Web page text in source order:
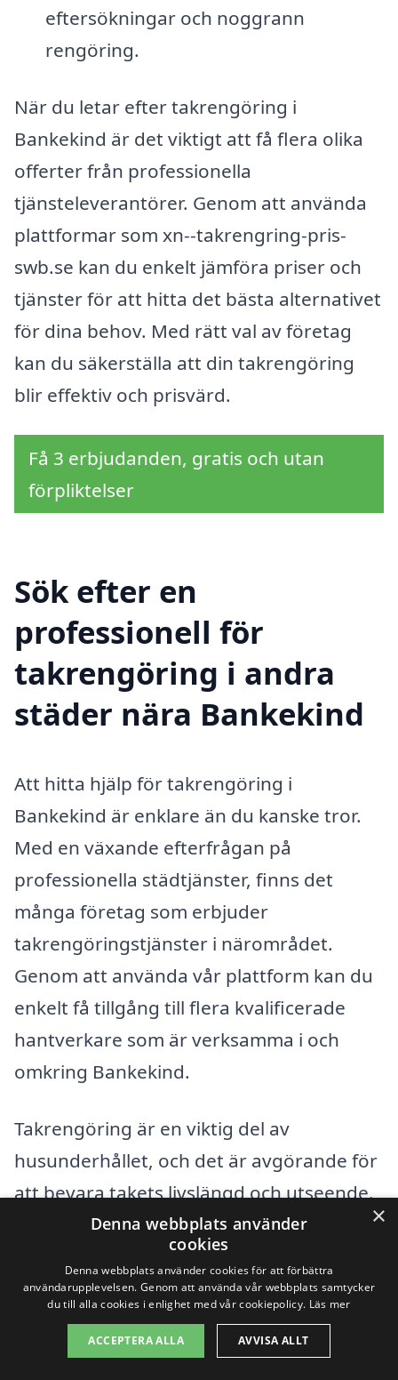
eftersökningar och noggrann
rengöring.
När du letar efter takrengöring i
Bankekind är det viktigt att få flera olika
offerter från professionella
tjänsteleverantörer. Genom att använda
plattformar som xn--takrengring-pris-
swb.se kan du enkelt jämföra priser och
tjänster för att hitta det bästa alternativet
för dina behov. Med rätt val av företag
kan du säkerställa att din takrengöring
blir effektiv och prisvärd.
Få 3 erbjudanden, gratis och utan
förpliktelser
Sök efter en
professionell för
takrengöring i andra
städer nära Bankekind
Att hitta hjälp för takrengöring i
Bankekind är enklare än du kanske tror.
Med en växande efterfrågan på
professionella städtjänster, finns det
många företag som erbjuder
takrengöringstjänster i närområdet.
Genom att använda vår plattform kan du
enkelt få tillgång till flera kvalificerade
hantverkare som är verksamma i och
omkring Bankekind.
Takrengöring är en viktig del av
husunderhållet, och det är avgörande för
att bevara takets livslängd och utseende.
Här är några av de städer där du också
kan hitta duktiga företag för
takrengöring:
Linköping
×
Denna webbplats använder
cookies
Denna webbplats använder cookies för att förbättra
användarupplevelsen. Genom att använda vår webbplats samtycker
du till alla cookies i enlighet med vår cookiepolicy. Läs mer
ACCEPTERA ALLA AVVISA ALLT